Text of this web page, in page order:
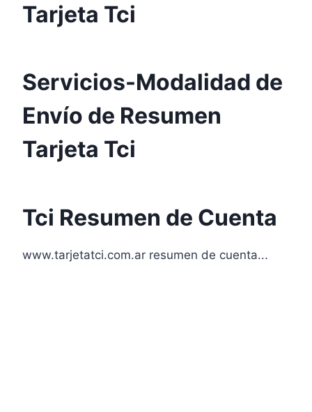
Tarjeta Tci
Servicios-Modalidad de
Envío de Resumen
Tarjeta Tci
Tci Resumen de Cuenta
www.tarjetatci.com.ar resumen de cuenta...